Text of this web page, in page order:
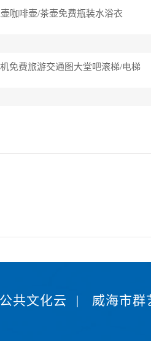
咖啡壶/茶壶免费瓶装水浴衣
免费旅游交通图 大堂吧滚梯/电梯
共文化云 | 威海市群